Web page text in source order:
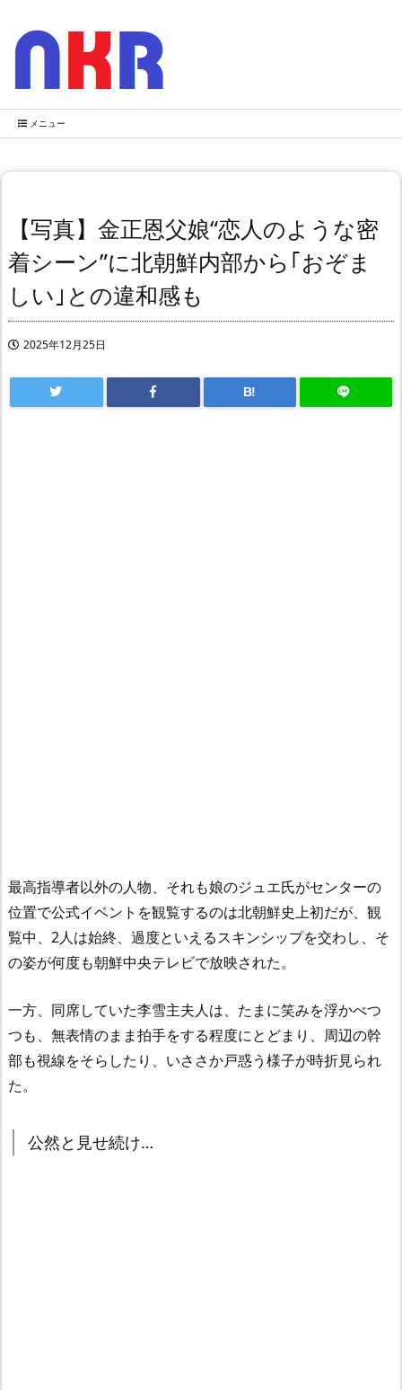
メニュー
【写真】金正恩父娘“恋人のような密
着シーン”に北朝鮮内部から｢おぞま
しい｣との違和感も
2025年12月25日
B!
最高指導者以外の人物、それも娘のジュエ氏がセンターの
位置で公式イベントを観覧するのは北朝鮮史上初だが、観
覧中、2人は始終、過度といえるスキンシップを交わし、そ
の姿が何度も朝鮮中央テレビで放映された。
一方、同席していた李雪主夫人は、たまに笑みを浮かべつ
つも、無表情のまま拍手をする程度にとどまり、周辺の幹
部も視線をそらしたり、いささか戸惑う様子が時折見られ
た。
公然と見せ続け…